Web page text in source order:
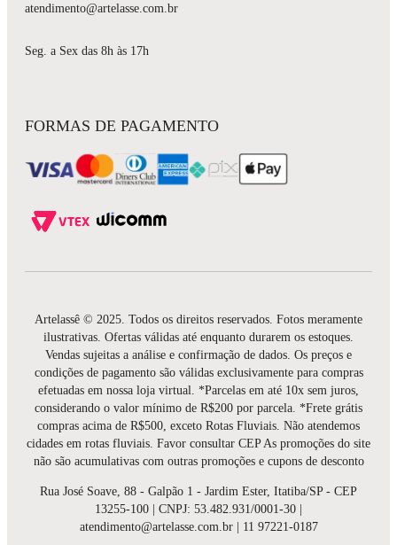
atendimento@artelasse.com.br
Seg. a Sex das 8h às 17h
FORMAS DE PAGAMENTO
Artelassê © 2025. Todos os direitos reservados. Fotos meramente
ilustrativas. Ofertas válidas até enquanto durarem os estoques.
Vendas sujeitas a análise e confirmação de dados. Os preços e
condições de pagamento são válidas exclusivamente para compras
efetuadas em nossa loja virtual. *Parcelas em até 10x sem juros,
considerando o valor mínimo de R$200 por parcela. *Frete grátis
compras acima de R$500, exceto Rotas Fluviais. Não atendemos
cidades em rotas fluviais. Favor consultar CEP As promoções do site
não são acumulativas com outras promoções e cupons de desconto
Rua José Soave, 88 - Galpão 1 - Jardim Ester, Itatiba/SP - CEP
13255-100 | CNPJ: 53.482.931/0001-30 |
atendimento@artelasse.com.br | 11 97221-0187